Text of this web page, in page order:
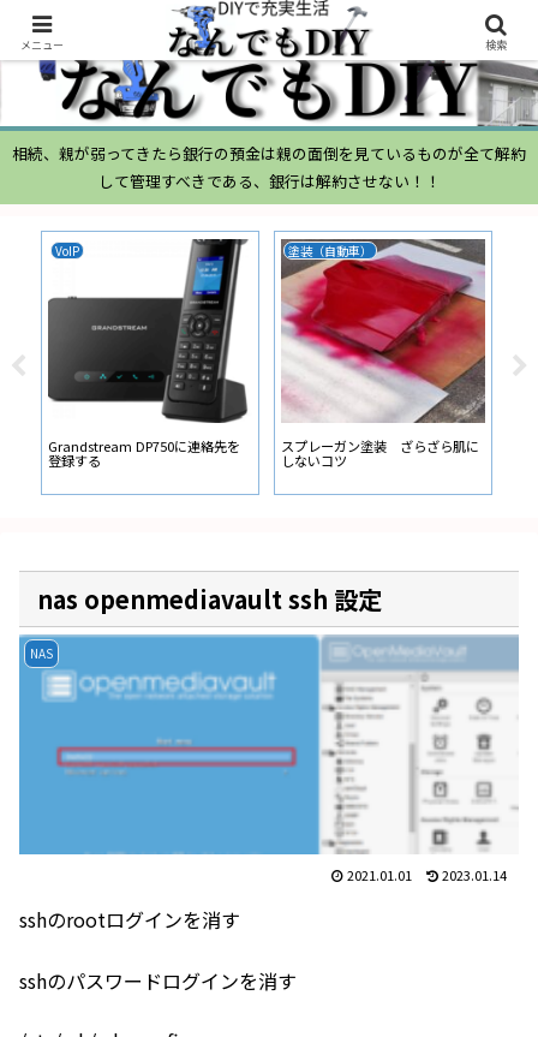
相続、親が弱ってきたら銀行の預金は親の面倒を見ているものが全て解約
して管理すべきである、銀行は解約させない！！
VoIP
Grandstream DP750に連絡先を
登録する
塗装（自動車）
スプレーガン塗装 ざらざら肌に
しないコツ
ム
nas openmediavault ssh 設定
NAS
2021.01.01 2023.01.14
sshのrootログインを消す
sshのパスワードログインを消す
メニュー 検索